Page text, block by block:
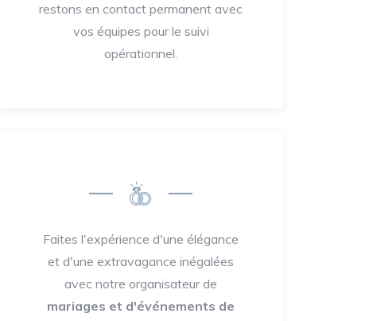
restons en contact permanent avec
vos équipes pour le suivi
opérationnel.
Faites l'expérience d'une élégance
et d'une extravagance inégalées
avec notre organisateur de
mariages et d'événements de